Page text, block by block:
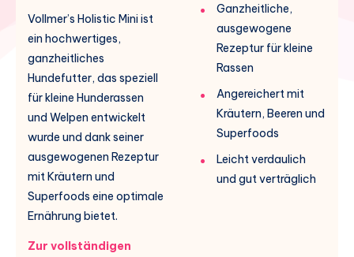
Vollmer’s Holistic Mini ist
ein hochwertiges,
ganzheitliches
Hundefutter, das speziell
für kleine Hunderassen
und Welpen entwickelt
wurde und dank seiner
ausgewogenen Rezeptur
mit Kräutern und
Superfoods eine optimale
Ernährung bietet.
Zur vollständigen
Ganzheitliche,
ausgewogene
Rezeptur für kleine
Rassen
Angereichert mit
Kräutern, Beeren und
Superfoods
Leicht verdaulich
und gut verträglich